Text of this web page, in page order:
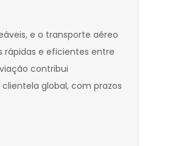
e o transporte aéreo
rápidas e eficientes entre
contribui
global, com prazos